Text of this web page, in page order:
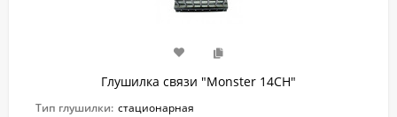
Глушилка связи "Monster 14CH"
Тип глушилки: стационарная